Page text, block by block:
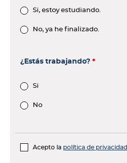
Si, estoy estudiando.
No, ya he finalizado.
¿Estás trabajando?
Si
No
Acepto la política de privacidad